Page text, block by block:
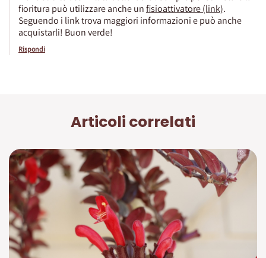
fioritura può utilizzare anche unfisioattivatore (link).
Seguendo i link trova maggiori informazioni e può anche
acquistarli! Buon verde!
Rispondi
Articoli correlati